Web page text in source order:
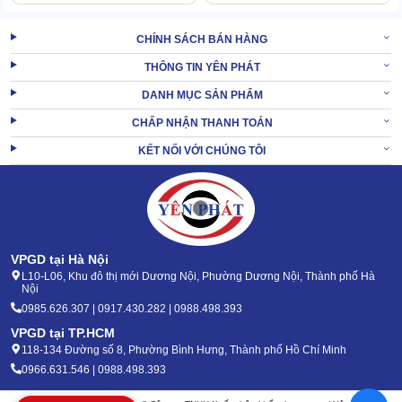
sạch thảm.
CHÍNH SÁCH BÁN HÀNG
THÔNG TIN YÊN PHÁT
DANH MỤC SẢN PHẨM
CHẤP NHẬN THANH TOÁN
KẾT NỐI VỚI CHÚNG TÔI
VPGD tại Hà Nội
L10-L06, Khu đô thị mới Dương Nội, Phường Dương Nội, Thành phố Hà
Nội
0985.626.307 | 0917.430.282 | 0988.498.393
VPGD tại TP.HCM
118-134 Đường số 8, Phường Bình Hưng, Thành phố Hồ Chí Minh
0966.631.546 | 0988.498.393